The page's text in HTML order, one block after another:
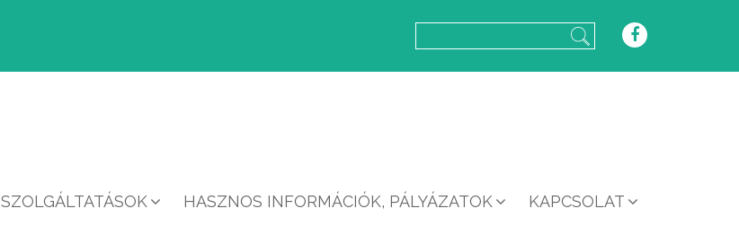
SZOLGÁLTATÁSOK HASZNOS INFORMÁCIÓK, PÁLYÁZATOK KAPCSOLAT